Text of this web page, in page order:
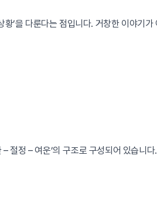
’을 다룬다는 점입니다. 거창한 이야기
– 절정 – 여운’의 구조로 구성되어 있습니